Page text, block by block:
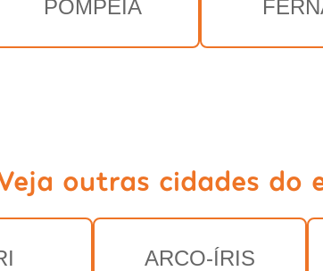
POMPÉIA
outras cidades do
ARCO-ÍRIS